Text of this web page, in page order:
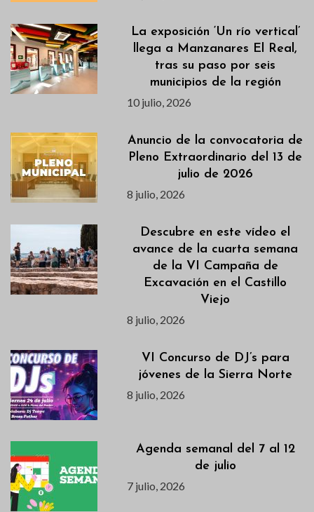
La exposición ‘Un río vertical’
llega a Manzanares El Real,
tras su paso por seis
municipios de la región
10 julio, 2026
Anuncio de la convocatoria de
Pleno Extraordinario del 13 de
julio de 2026
8 julio, 2026
Descubre en este vídeo el
avance de la cuarta semana
de la VI Campaña de
Excavación en el Castillo
Viejo
8 julio, 2026
VI Concurso de DJ’s para
jóvenes de la Sierra Norte
8 julio, 2026
Agenda semanal del 7 al 12
de julio
7 julio, 2026